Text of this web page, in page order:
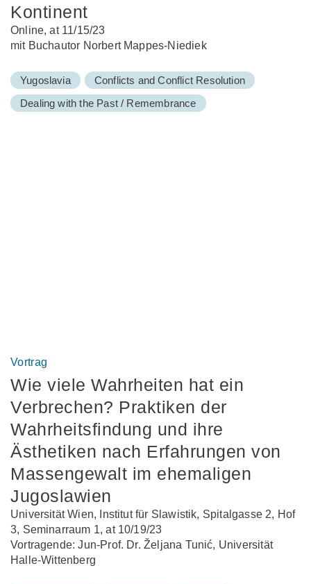
Kontinent
Online, at 11/15/23
mit Buchautor Norbert Mappes-Niediek
Yugoslavia
Conflicts and Conflict Resolution
Dealing with the Past / Remembrance
Vortrag
Wie viele Wahrheiten hat ein
Verbrechen? Praktiken der
Wahrheitsfindung und ihre
Ästhetiken nach Erfahrungen von
Massengewalt im ehemaligen
Jugoslawien
Universität Wien, Institut für Slawistik, Spitalgasse 2, Hof
3, Seminarraum 1, at 10/19/23
Vortragende: Jun-Prof. Dr. Željana Tunić, Universität
Halle-Wittenberg